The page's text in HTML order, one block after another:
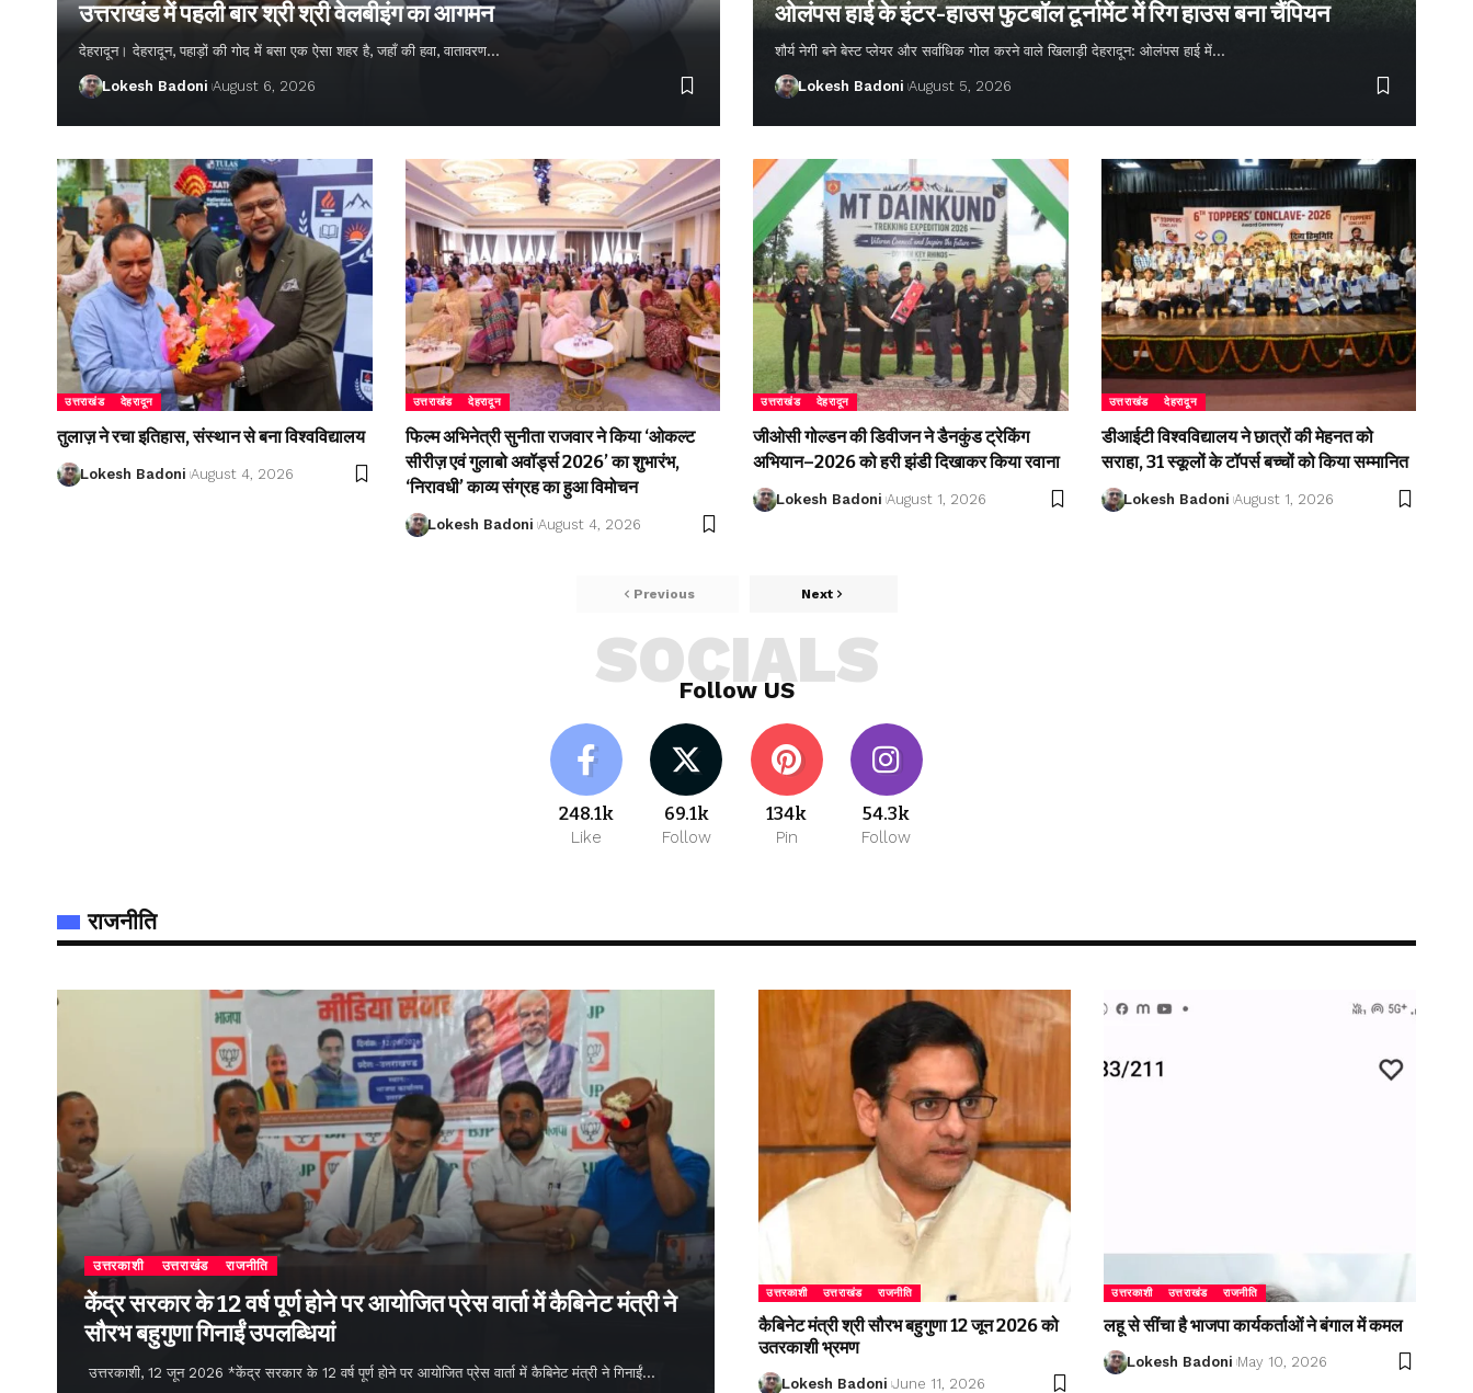
उत्तराखंड में पहली बार श्री श्री वेलबीइंग का आगमन
देहरादून। देहरादून, पहाड़ों की गोद में बसा एक ऐसा शहर है, जहाँ की हवा, वातावरण…
Lokesh Badoni August 6, 2026
ओलंपस हाई के इंटर-हाउस फुटबॉल टूर्नामेंट में रिग हाउस बना चैंपियन
शौर्य नेगी बने बेस्ट प्लेयर और सर्वाधिक गोल करने वाले खिलाड़ी देहरादून: ओलंपस हाई में…
Lokesh Badoni August 5, 2026
उत्तराखंड देहरादून
तुलाज़ ने रचा इतिहास, संस्थान से बना विश्वविद्यालय
Lokesh Badoni August 4, 2026
उत्तराखंड देहरादून
फिल्म अभिनेत्री सुनीता राजवार ने किया ‘ओकल्ट
सीरीज़ एवं गुलाबो अवॉर्ड्स 2026’ का शुभारंभ,
‘निरावधी’ काव्य संग्रह का हुआ विमोचन
Lokesh Badoni August 4, 2026
उत्तराखंड देहरादून
जीओसी गोल्डन की डिवीजन ने डैनकुंड ट्रेकिंग
अभियान–2026 को हरी झंडी दिखाकर किया रवाना
Lokesh Badoni August 1, 2026
उत्तराखंड देहरादून
डीआईटी विश्वविद्यालय ने छात्रों की मेहनत को
सराहा, 31 स्कूलों के टॉपर्स बच्चों को किया सम्मानित
Lokesh Badoni August 1, 2026
Previous Next
Follow US
SOCIALS
248.1k
Like
69.1k
Follow
134k
Pin
54.3k
Follow
राजनीति
उत्तरकाशी उत्तराखंड राजनीति
केंद्र सरकार के 12 वर्ष पूर्ण होने पर आयोजित प्रेस वार्ता में कैबिनेट मंत्री ने
सौरभ बहुगुणा गिनाईं उपलब्धियां
उत्तरकाशी, 12 जून 2026 *केंद्र सरकार के 12 वर्ष पूर्ण होने पर आयोजित प्रेस वार्ता में कैबिनेट मंत्री ने गिनाईं…
उत्तरकाशी उत्तराखंड राजनीति
कैबिनेट मंत्री श्री सौरभ बहुगुणा 12 जून 2026 को
उतरकाशी भ्रमण
Lokesh Badoni June 11, 2026
उत्तरकाशी उत्तराखंड राजनीति
लहू से सींचा है भाजपा कार्यकर्ताओं ने बंगाल में कमल
Lokesh Badoni May 10, 2026